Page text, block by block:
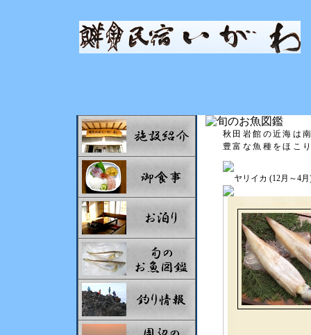
秋田岩館の近海は
豊富な魚種をほこ
ヤリイカ (12月～4